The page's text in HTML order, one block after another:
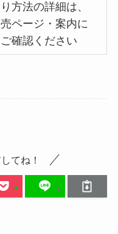
方法の詳細は、
ページ・案内に
確認ください
てね！